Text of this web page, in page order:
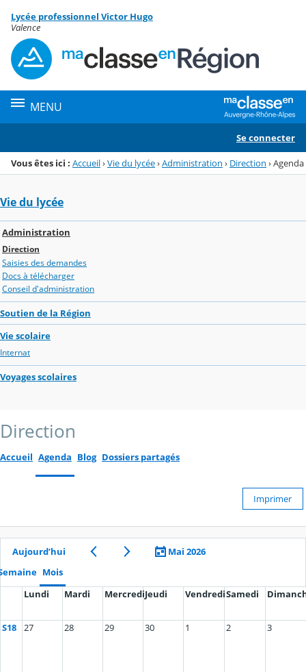
Menu de la rubrique
Contenu
Lycée professionnel Victor Hugo
Valence
MENU
Se connecter
Vous êtes ici : Accueil›Vie du lycée›Administration › Direction ›Agenda
Vie du lycée
Administration
Direction
Saisies des demandes
Docs à télécharger
Conseil d'administration
Soutien de la Région
Vie scolaire
Internat
Voyages scolaires
Direction
Accueil Agenda Blog Dossiers partagés
Imprimer
Aujourd’hui
Mai 2026
Mois
Lundi
Mardi MercrediJeudi VendrediSamedi
S18 27 28 29 30 1 2 3